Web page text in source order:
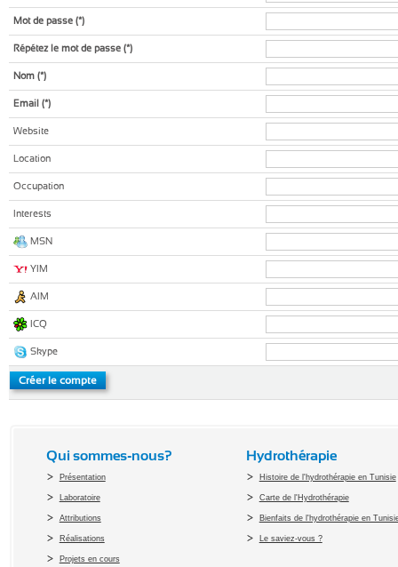
Mot de passe (*)
Répétez le mot de passe (*)
Nom (*)
Email (*)
Website
Location
Occupation
Interests
MSN
YIM
AIM
ICQ
Skype
Qui sommes-nous?
Présentation
Laboratoire
Attributions
Réalisations
Projets en cours
Hydrothérapie
Histoire de l'hydrothérapie en Tunisie
Carte de l'Hydrothérapie
Bienfaits de l'hydrothérapie en
Le saviez-vous ?